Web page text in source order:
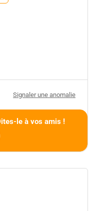
Signaler une anomalie
le à vos amis !